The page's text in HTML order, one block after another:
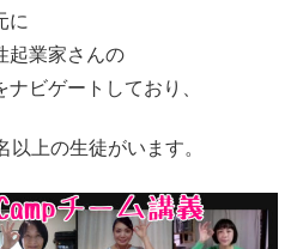
に
起業家さんの
ビゲートしており、
上の生徒がいます。